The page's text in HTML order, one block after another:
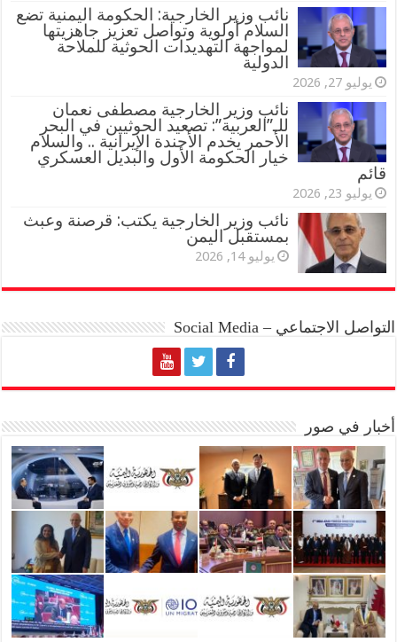
نائب وزير الخارجية: الحكومة اليمنية تضع
السلام أولوية وتواصل تعزيز جاهزيتها
لمواجهة التهديدات الحوثية للملاحة
الدولية
يوليو 27, 2026
نائب وزير الخارجية مصطفى نعمان
للـ”العربية”: تصعيد الحوثيين في البحر
الأحمر يخدم الأجندة الإيرانية .. والسلام
خيار الحكومة الأول والبديل العسكري
قائم
يوليو 23, 2026
نائب وزير الخارجية يكتب: قرصنة وعبث
بمستقبل اليمن
يوليو 14, 2026
التواصل الاجتماعي – Social Media
أخبار في صور